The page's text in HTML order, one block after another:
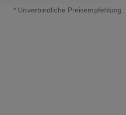
↩
* Unverbindliche Preisempfehlung.